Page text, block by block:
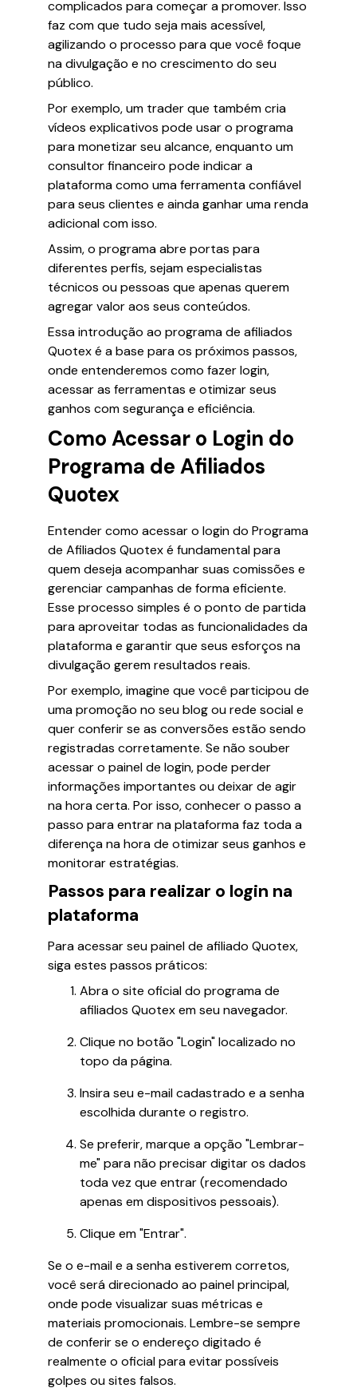
complicados para começar a promover. Isso
faz com que tudo seja mais acessível,
agilizando o processo para que você foque
na divulgação e no crescimento do seu
público.
Por exemplo, um trader que também cria
vídeos explicativos pode usar o programa
para monetizar seu alcance, enquanto um
consultor financeiro pode indicar a
plataforma como uma ferramenta confiável
para seus clientes e ainda ganhar uma renda
adicional com isso.
Assim, o programa abre portas para
diferentes perfis, sejam especialistas
técnicos ou pessoas que apenas querem
agregar valor aos seus conteúdos.
Essa introdução ao programa de afiliados
Quotex é a base para os próximos passos,
onde entenderemos como fazer login,
acessar as ferramentas e otimizar seus
ganhos com segurança e eficiência.
Como Acessar o Login do
Programa de Afiliados
Quotex
Entender como acessar o login do Programa
de Afiliados Quotex é fundamental para
quem deseja acompanhar suas comissões e
gerenciar campanhas de forma eficiente.
Esse processo simples é o ponto de partida
para aproveitar todas as funcionalidades da
plataforma e garantir que seus esforços na
divulgação gerem resultados reais.
Por exemplo, imagine que você participou de
uma promoção no seu blog ou rede social e
quer conferir se as conversões estão sendo
registradas corretamente. Se não souber
acessar o painel de login, pode perder
informações importantes ou deixar de agir
na hora certa. Por isso, conhecer o passo a
passo para entrar na plataforma faz toda a
diferença na hora de otimizar seus ganhos e
monitorar estratégias.
Passos para realizar o login na
plataforma
Para acessar seu painel de afiliado Quotex,
siga estes passos práticos:
Abra o site oficial do programa de
afiliados Quotex em seu navegador.
Clique no botão "Login" localizado no
topo da página.
Insira seu e-mail cadastrado e a senha
escolhida durante o registro.
Se preferir, marque a opção "Lembrar-
me" para não precisar digitar os dados
toda vez que entrar (recomendado
apenas em dispositivos pessoais).
Clique em "Entrar".
Se o e-mail e a senha estiverem corretos,
você será direcionado ao painel principal,
onde pode visualizar suas métricas e
materiais promocionais. Lembre-se sempre
de conferir se o endereço digitado é
realmente o oficial para evitar possíveis
golpes ou sites falsos.